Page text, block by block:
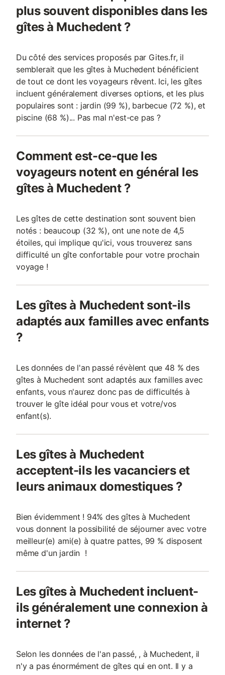
plus souvent disponibles dans les
gîtes à Muchedent ?
Du côté des services proposés par Gites.fr, il
semblerait que les gîtes à Muchedent bénéficient
de tout ce dont les voyageurs rêvent. Ici, les gîtes
incluent généralement diverses options, et les plus
populaires sont : jardin (99 %), barbecue (72 %), et
piscine (68 %)... Pas mal n'est-ce pas ?
Comment est-ce-que les
voyageurs notent en général les
gîtes à Muchedent ?
Les gîtes de cette destination sont souvent bien
notés : beaucoup (32 %), ont une note de 4,5
étoiles, qui implique qu'ici, vous trouverez sans
difficulté un gîte confortable pour votre prochain
voyage !
Les gîtes à Muchedent sont-ils
adaptés aux familles avec enfants
?
Les données de l'an passé révèlent que 48 % des
gîtes à Muchedent sont adaptés aux familles avec
enfants, vous n'aurez donc pas de difficultés à
trouver le gîte idéal pour vous et votre/vos
enfant(s).
Les gîtes à Muchedent
acceptent-ils les vacanciers et
leurs animaux domestiques ?
Bien évidemment ! 94% des gîtes à Muchedent
vous donnent la possibilité de séjourner avec votre
meilleur(e) ami(e) à quatre pattes, 99 % disposent
même d'un jardin !
Les gîtes à Muchedent incluent-
ils généralement une connexion à
internet ?
Selon les données de l'an passé, , à Muchedent, il
n'y a pas énormément de gîtes qui en ont. Il y a